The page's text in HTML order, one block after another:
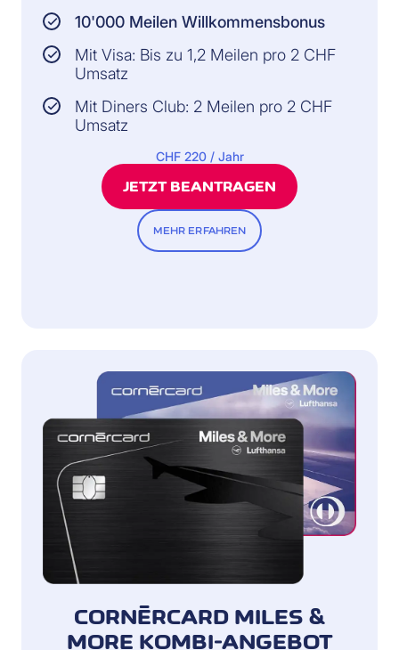
10'000 Meilen Willkommensbonus
Mit Visa: Bis zu 1,2 Meilen pro 2 CHF
Umsatz
Mit Diners Club: 2 Meilen pro 2 CHF
Umsatz
CHF 220 / Jahr
JETZT BEANTRAGEN
MEHR ERFAHREN
CORNÈRCARD MILES &
MORE KOMBI-ANGEBOT